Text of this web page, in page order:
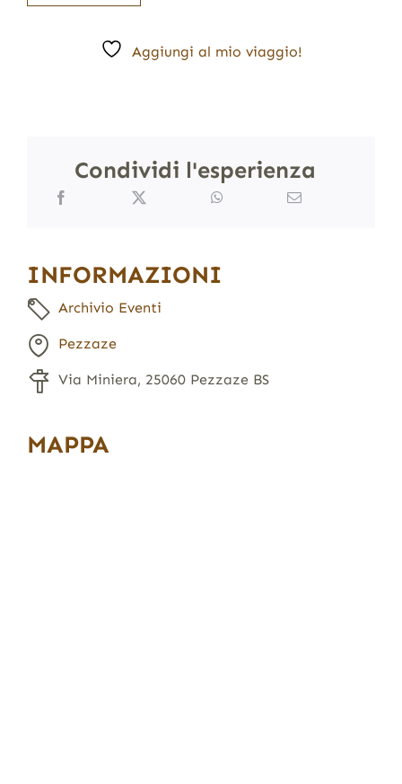
Aggiungi al mio viaggio!
Condividi l'esperienza
INFORMAZIONI
Archivio Eventi
Pezzaze
Via Miniera, 25060 Pezzaze BS
MAPPA